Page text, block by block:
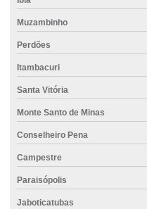
Concreto pronto para laje
Concreto resistente à tração
Concreto de secagem rápida
Concreto usinado 20 mpa
Concreto usinado 30 mpa
Concreto usinado com aditivos
Concreto usinado para calçada
Concreto usinado para contrapiso
Muzambinho
Perdões
Itambacuri
Santa Vitória
Monte Santo de Minas
Conselheiro Pena
Campestre
Paraisópolis
Jaboticatubas